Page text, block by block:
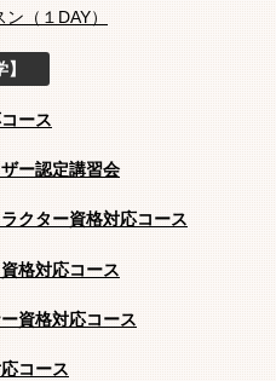
（１DAY）
ース
ー認定講習会
クター資格対応コース
格対応コース
資格対応コース
コース